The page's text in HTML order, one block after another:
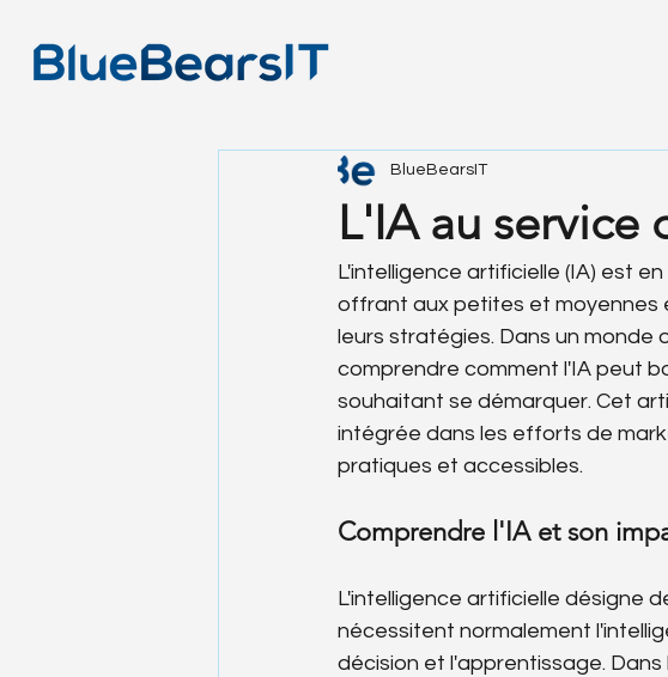
L'IA au service
BlueBearsIT
L'intelligence artificielle (IA) est
offrant aux petites et moyennes
leurs stratégies. Dans un monde
comprendre comment l'IA peut
souhaitant se démarquer. Cet
intégrée dans les efforts de
pratiques et accessibles.
Comprendre l'IA et son
L'intelligence artificielle désigne
nécessitent normalement
décision et l'apprentissage.